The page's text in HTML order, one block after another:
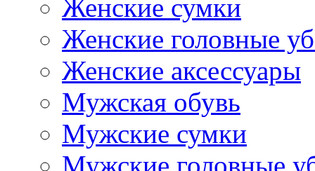
Женские сумки
Женские головные
Женские аксессуары
Мужская обувь
Мужские сумки
Мужские головные